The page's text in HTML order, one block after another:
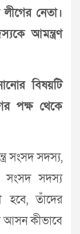
নেতা।
আমন্ত্রণ
বিষয়টি
পক্ষ থেকে
সংসদ সদস্য,
সংসদ সদস্য
হবে, তাঁদের
আসন কীভাবে